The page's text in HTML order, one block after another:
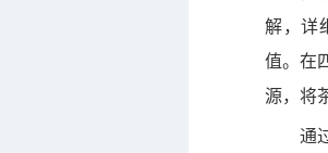
解，详
值。在
源，将
通